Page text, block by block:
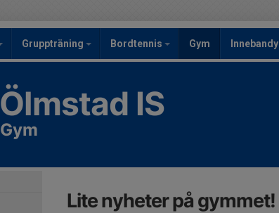
Gruppträning Bordtennis Gym Innebandy
Ölmstad IS
Gym
Lite nyheter på gymmet!